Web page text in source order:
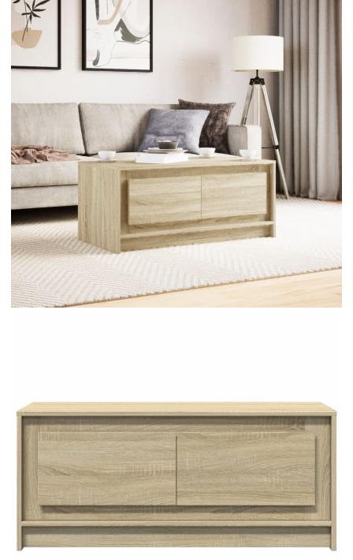
cererii de creditare.
Предоставената таблица е с информационна цел.
Добавете продукта в количката си с бутона "Добави в
количката" и при поръчка ще можете да изберете броя
Предоставената таблица е с информационна цел.
Добавете продукта в количката си с бутона "Добави в
количката" и при поръчка ще можете да изберете броя
вноски на кредита.
Предоставената таблица е с информационна цел.
Добавете продукта в количката си с бутона "Добави в
количката" и при поръчка ще можете да изберете броя
вноски на кредита.
Предоставената таблица е с информационна цел.
Добавете продукта в количката си с бутона "Добави в
количката" и при поръчка ще можете да изберете броя
поръчката без оскъпяване. За покупки на стойност до
400 лв. / €204,52
Плащане на 4 вноски. Заплащате 20% от стойността на
поръчката си на момента с карта. Останалата сума се
разделя на 3 равни месечни вноски без оскъпяване. За
покупки на стойност до 1000 лв. / €511.31
Плащане на 6 вноски. Стойността на поръчката се
разпределя в 6 равни месечни вноски с оскъпяване. За
покупки на стойност до 2000 лв. / €1022.61